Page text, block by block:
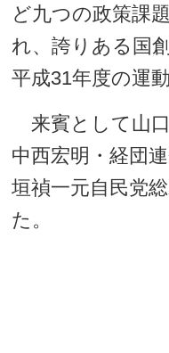
ど九つの政策課
れ、誇りある国
平成31年度の運
来賓として山
中西宏明・経団
垣禎一元自民党
た。